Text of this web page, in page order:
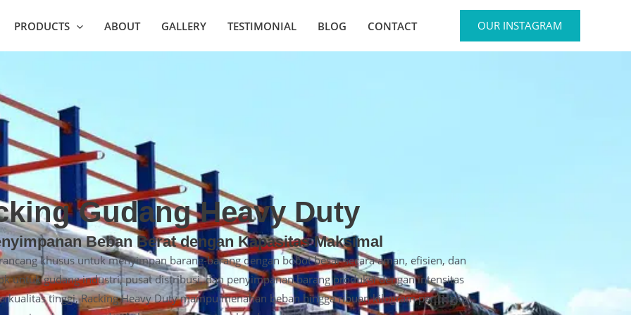
PRODUCTS ABOUT GALLERY TESTIMONIAL BLOG CONTACT OUR INSTAGRAM
Gudang Heavy Duty
Beban Berat dengan Kapasitas Maksimal
khusus untuk menyimpan barang-barang dengan bobot besar secara aman, efisien, dan
untuk gudang industri, pusat distribusi, dan penyimpanan barang produksi dengan intensitas
tinggi, Racking Heavy Duty mampu menahan beban hingga ribuan kilogram per tingkat,